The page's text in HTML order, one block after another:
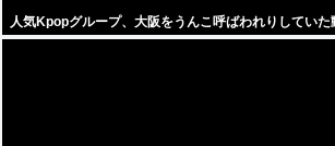
人気Kpopグループ、大阪をうんこ呼ばわれりしてい